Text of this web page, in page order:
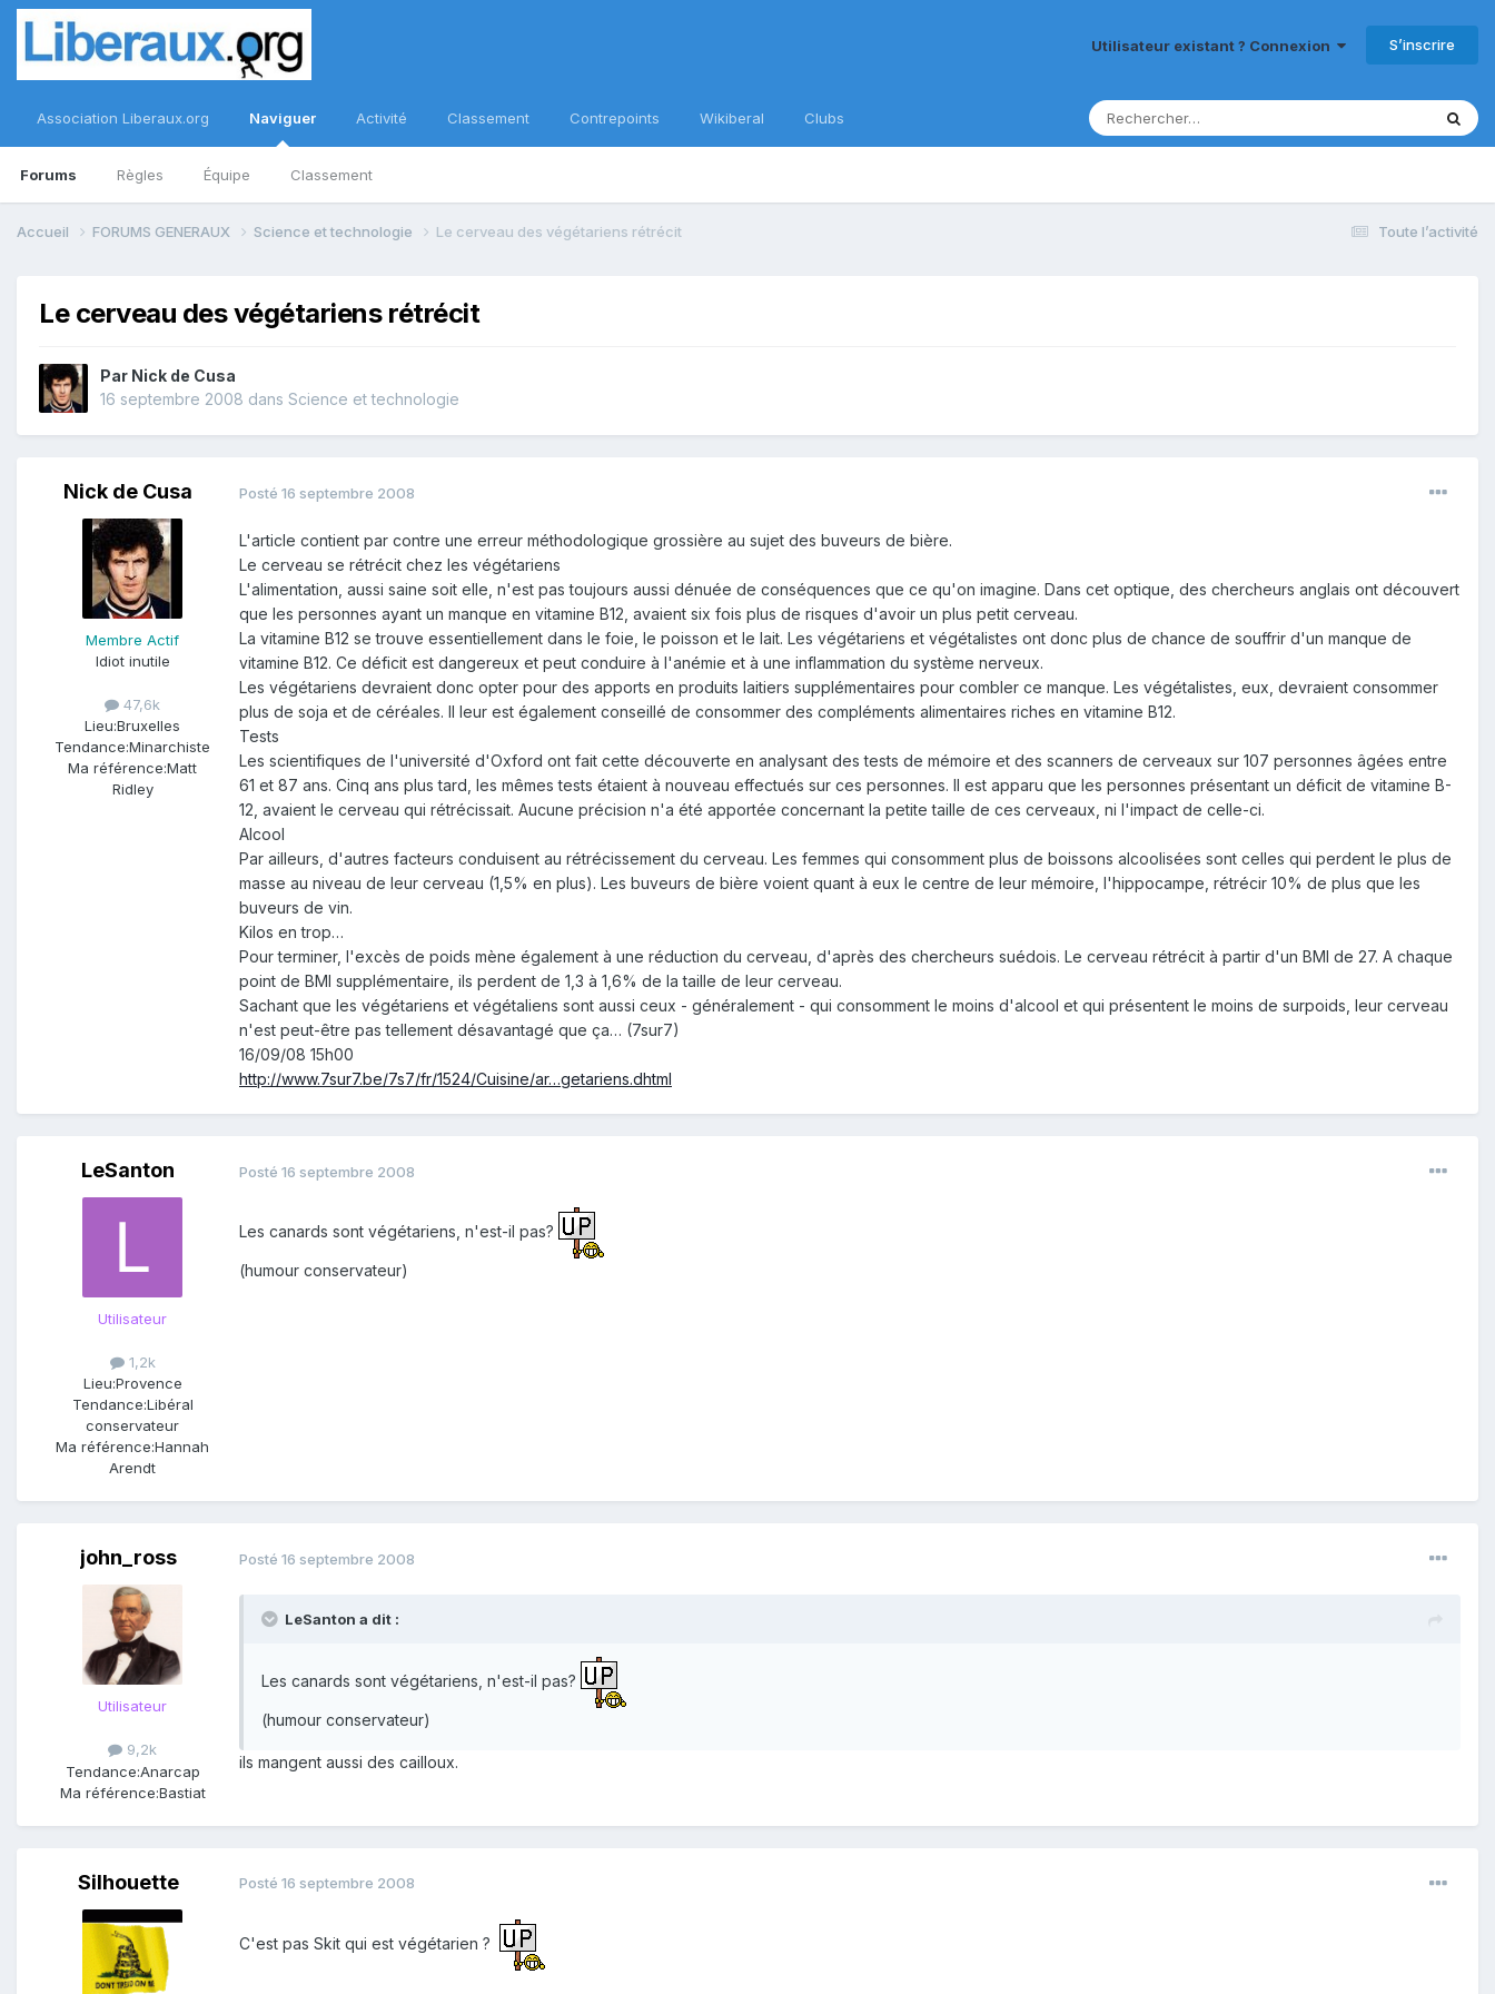
Utilisateur existant ? Connexion S’inscrire
Association Liberaux.org Naviguer
Forums Règles Équipe Classement
Activité Classement Contrepoints Wikiberal Clubs
Toute l’activité
Accueil FORUMS GENERAUX Science et technologie Le cerveau des végétariens rétrécit
Le cerveau des végétariens rétrécit
Par Nick de Cusa
16 septembre 2008 dans Science et technologie
Nick de Cusa
Membre Actif
Idiot inutile
47,6k
Lieu:Bruxelles
Tendance:Minarchiste
Ma référence:Matt
Ridley
Posté 16 septembre 2008
L'article contient par contre une erreur méthodologique grossière au sujet des buveurs de bière.
Le cerveau se rétrécit chez les végétariens
L'alimentation, aussi saine soit elle, n'est pas toujours aussi dénuée de conséquences que ce qu'on imagine. Dans cet optique, des chercheurs anglais ont découvert
que les personnes ayant un manque en vitamine B12, avaient six fois plus de risques d'avoir un plus petit cerveau.
La vitamine B12 se trouve essentiellement dans le foie, le poisson et le lait. Les végétariens et végétalistes ont donc plus de chance de souffrir d'un manque de
vitamine B12. Ce déficit est dangereux et peut conduire à l'anémie et à une inflammation du système nerveux.
Les végétariens devraient donc opter pour des apports en produits laitiers supplémentaires pour combler ce manque. Les végétalistes, eux, devraient consommer
plus de soja et de céréales. Il leur est également conseillé de consommer des compléments alimentaires riches en vitamine B12.
Tests
Les scientifiques de l'université d'Oxford ont fait cette découverte en analysant des tests de mémoire et des scanners de cerveaux sur 107 personnes âgées entre
61 et 87 ans. Cinq ans plus tard, les mêmes tests étaient à nouveau effectués sur ces personnes. Il est apparu que les personnes présentant un déficit de vitamine B-
12, avaient le cerveau qui rétrécissait. Aucune précision n'a été apportée concernant la petite taille de ces cerveaux, ni l'impact de celle-ci.
Alcool
Par ailleurs, d'autres facteurs conduisent au rétrécissement du cerveau. Les femmes qui consomment plus de boissons alcoolisées sont celles qui perdent le plus de
masse au niveau de leur cerveau (1,5% en plus). Les buveurs de bière voient quant à eux le centre de leur mémoire, l'hippocampe, rétrécir 10% de plus que les
buveurs de vin.
Kilos en trop…
Pour terminer, l'excès de poids mène également à une réduction du cerveau, d'après des chercheurs suédois. Le cerveau rétrécit à partir d'un BMI de 27. A chaque
point de BMI supplémentaire, ils perdent de 1,3 à 1,6% de la taille de leur cerveau.
Sachant que les végétariens et végétaliens sont aussi ceux - généralement - qui consomment le moins d'alcool et qui présentent le moins de surpoids, leur cerveau
n'est peut-être pas tellement désavantagé que ça… (7sur7)
16/09/08 15h00
http://www.7sur7.be/7s7/fr/1524/Cuisine/ar…getariens.dhtml
LeSanton
Utilisateur
1,2k
Lieu:Provence
Tendance:Libéral
conservateur
Ma référence:Hannah
Arendt
Posté 16 septembre 2008
Les canards sont végétariens, n'est-il pas?
(humour conservateur)
john_ross
Utilisateur
9,2k
Tendance:Anarcap
Ma référence:Bastiat
Posté 16 septembre 2008
LeSanton a dit :
Les canards sont végétariens, n'est-il pas?
(humour conservateur)
ils mangent aussi des cailloux.
Silhouette Posté 16 septembre 2008
C'est pas Skit qui est végétarien ?